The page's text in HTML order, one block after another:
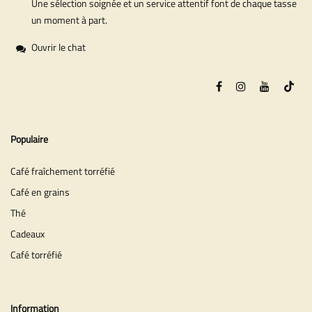
Une sélection soignée et un service attentif font de chaque tasse
un moment à part.
Ouvrir le chat
Populaire
Café fraîchement torréfié
Café en grains
Thé
Cadeaux
Café torréfié
Information